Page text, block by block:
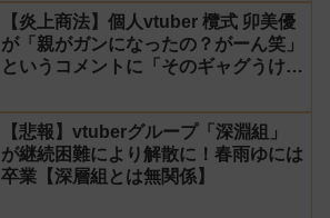
【炎上商法】個人vtuber 欖式 卯美優
が「親がガンになったの？がーん笑」
というコメントに「そのギャグうけ
はオススメしないと投稿し叩かれる
【悲報】vtuberグループ「深淵組」
が継続困難により解散に！春雨ゆには
卒業【深層組とは無関係】